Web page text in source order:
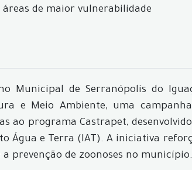
de maior vulnerabilidade
Municipal de Serranópolis do
e Meio Ambiente, uma
ao programa Castrapet,
Água e Terra (IAT). A iniciativa
prevenção de zoonoses no município.